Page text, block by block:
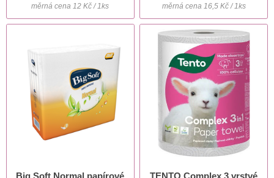
měrná cena 12 Kč / 1ks měrná cena 16,5 Kč / 1ks
Big Soft Normal papírové
TENTO Complex 3 vrstvé